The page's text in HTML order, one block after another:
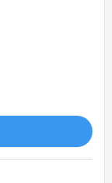
，呈圆形.